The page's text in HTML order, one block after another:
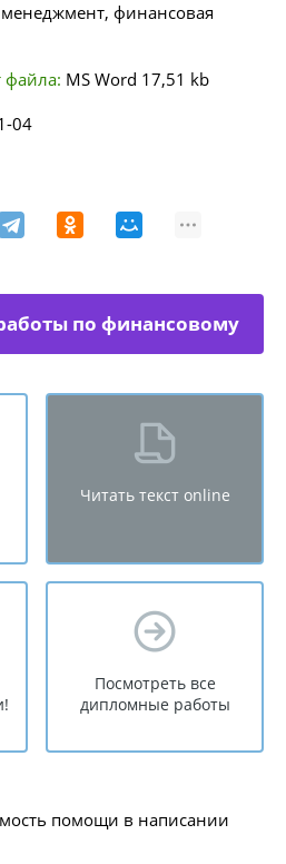
финансовая
MS Word 17,51 kb
04
по финансовому
Читать текст online
Посмотреть все
дипломные работы
помощи в написании